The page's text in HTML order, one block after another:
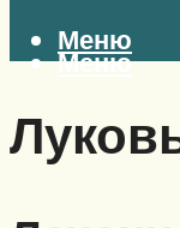
Меню
Меню